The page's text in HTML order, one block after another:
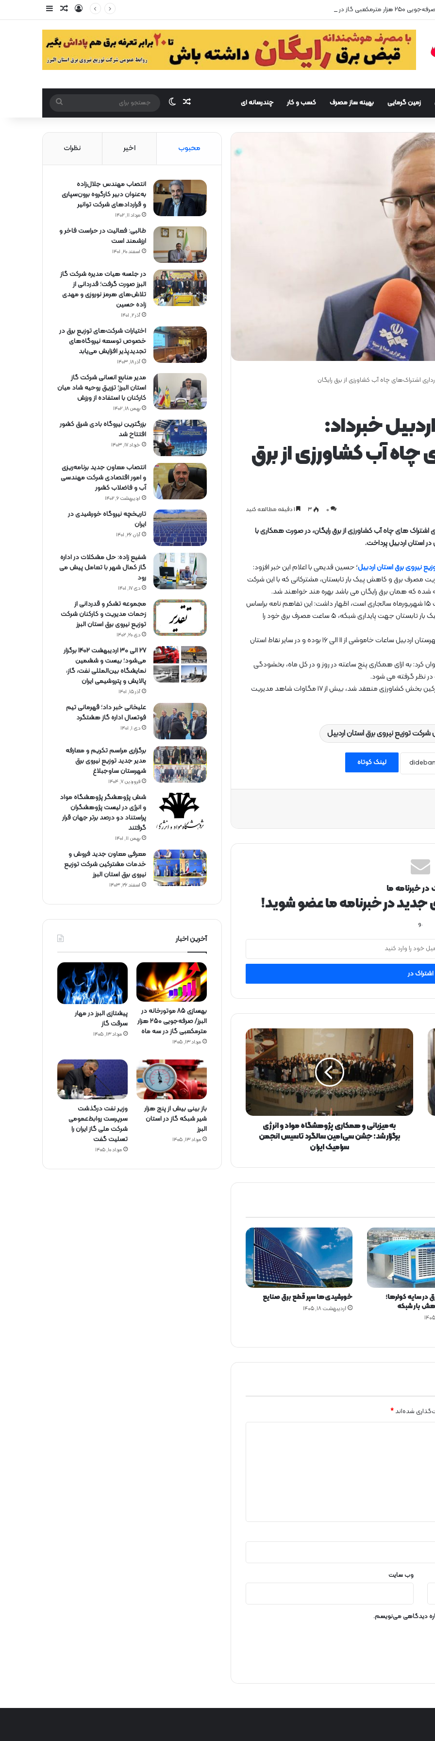
ورود مقاله تصادفی
زمین گرمایی بهینه ساز مصرف کسب و کار چندرسانه ای مقاله تصادفی
تغییر پوست
برای
اشتراک‌های چاه آب کشاورزی از برق رایگان
خبرداد:
چاه آب کشاورزی از برق
0 ۳
اشتراک های چاه آب کشاورزی از برق رایگان، در صورت همکاری با
استان اردبیل پرداخت.
نیروی برق استان اردبیل؛ حسین قدیمی با اعلام این خبر افزود:
مصرف برق و کاهش پیک بار تابستان، مشترکانی که با این شرکت
شده که همان برق رایگان می باشد بهره مند خواهند شد.
قدیمی با بیان این که طول دوره همکاری از ۱۵ خرداد لغایت ۱۵ شهریورماه سالجاری است، اظهار داشت: این تفاهم نامه براساس
دستورالعمل هیئت وزیران بوده و کشاورزان باید در دوره پیک بار تابستان جهت پایداری شبکه، ۵ ساعت مصرف برق خود را
وی درخصوص ساعات همکاری با کشاوزران نیز گفت: در شهرستان اردبیل ساعات خاموشی از ۱۱ الی ۱۶ بوده و در سایر نقاط استان
کرد: به ازای همکاری پنج ساعته در روز و در کل ماه، بخشودگی
نظر گرفته می شود.
وی یادآور شد: سال گذشته طی تفاهمی که با ۲ هزار مشترکین بخش کشاورزی منعقد شد، بیش از ۱۷ مگاوات شاهد مدیریت
توزیع نیروی برق استان اردبیل
لینک کوتاه
در خبرنامه ما
جدید در خبرنامه ما عضو شوید!
.و
ب
ه‌
ب
ن
ی
ا
ی
و
ه
ش
گ
ا
ه
م
و
ا
د
ر
ز
ا
ا
ی
س
ا
ل
ر
د
ن
م
به‌میزبانی و همکاری پژوهشگاه مواد و انرژی
برگزار شد: جشن سی‌امین سالگرد تاسیس انجمن
سرامیک ایران
در سایه کولرها؛
بار شبکه
خورشیدی‌ها سپر قطع برق صنایع
اردیبهشت ۱۸, ۱۴۰۵
شده‌اند *
وب‌ سایت
دیدگاهی می‌نویسم.
محبوب اخیر نظرات
انتصاب مهندس جلال‌زاده
به‌عنوان دبیر كارگروه برون‌سپاری
و قراردادهای شركت توانیر
مرداد ۱۱, ۱۴۰۲
طالبی: فعالیت در حراست فاخر و
ارزشمند است
اسفند ۲۰, ۱۴۰۱
در جلسه هیات مدیره شرکت گاز
البرز صورت گرفت؛ قدردانی از
تلاش‌های هرمز نوروزی و مهدی
زاده حسین
آذر ۲, ۱۴۰۱
اختیارات شرکت‌های توزیع برق در
خصوص توسعه نیروگاه‌های
تجدیدپذیر افزایش می‌یابد
آذر ۱۸, ۱۴۰۳
مدیر منابع انسانی شرکت گاز
استان البرز؛ تزریق روحیه شاد میان
کارکنان با استفاده از ورزش
بهمن ۱۸, ۱۴۰۲
بزرگترین نیروگاه بادی شرق کشور
افتتاح شد
خرداد ۱۷, ۱۴۰۳
انتصاب معاون جدید برنامه‌ریزی
و امور اقتصادی شرکت مهندسی
آب و فاضلاب کشور
اردیبهشت ۶, ۱۴۰۲
تاریخچه نیروگاه خورشیدی در
ایران
آبان ۲۶, ۱۴۰۱
شفیع زاده: حل مشکلات در اداره
گاز کمال شهر با تعامل پیش می
رود
دی ۱۷, ۱۴۰۱
مجموعه تشکر و قدردانی از
زحمات مدیریت و کارکنان شرکت
توزیع نیروی برق استان البرز
دی ۲۰, ۱۴۰۲
27 الی 30 اردیبهشت 1402 برگزار
می‌شود؛ بیست و ششمین
نمایشگاه بین‌المللی نفت، گاز،
پالایش و پتروشیمی ایران
آذر ۱۵, ۱۴۰۱
علیخانی خبر داد؛ قهرمانی تیم
فوتسال اداره گاز هشتگرد
دی ۱, ۱۴۰۱
برگزاری مراسم تكریم و معارفه
مدیر جدید توزیع نیروی برق
شهرستان ساوجبلاغ
فروردین ۷, ۱۴۰۴
شش پژوهشگر پژوهشگاه مواد
و انرژی در لیست پژوهشگران
پراستناد دو درصد برتر جهان قرار
گرفتند
بهمن ۱۱, ۱۴۰۱
معرفی معاون جدید فروش و
خدمات مشتركین شركت توزیع
نیروی برق استان البرز
اسفند ۲۶, ۱۴۰۳
آخرین اخبار
بهسازی ۸۵ موتورخانه در
البرز/ صرفه‌جویی ۲۵۰ هزار
مترمکعبی گاز در سه ماه
مرداد ۱۳, ۱۴۰۵
پیشتازی البرز در مهار
سرقت گاز
مرداد ۱۳, ۱۴۰۵
باز بینی بیش از پنج هزار
شیر شبکه گاز در استان
البرز
مرداد ۱۳, ۱۴۰۵
وزیر نفت درگذشت
سرپرست روابط‌عمومی
شرکت ملی گاز ایران را
تسلیت گفت
مرداد ۱۰, ۱۴۰۵